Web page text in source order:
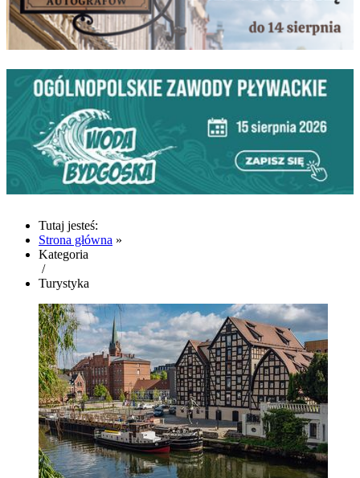
Tutaj jesteś:
Strona główna »
Kategoria
/
Turystyka